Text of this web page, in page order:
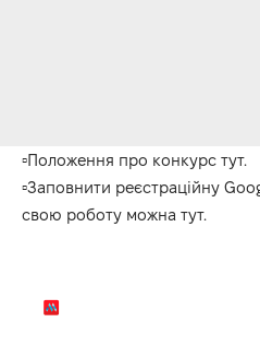
▫️Положення про конкурс тут.
▫️Заповнити реєстраційну
свою роботу можна тут.